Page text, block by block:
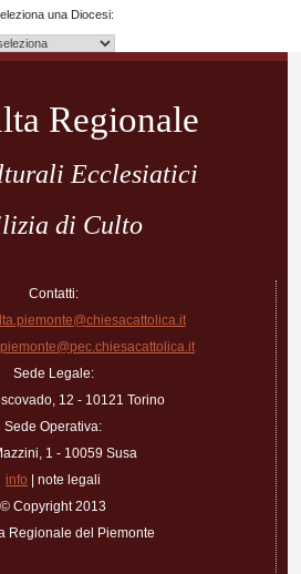
una Diocesi:
Regionale
Ecclesiatici
di Culto
Contatti:
Sede Legale:
12 - 10121 Torino
Sede Operativa:
1 - 10059 Susa
info | note legali
© Copyright 2013
Regionale del Piemonte